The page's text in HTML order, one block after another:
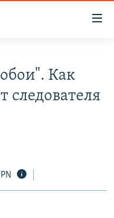
Как
следователя